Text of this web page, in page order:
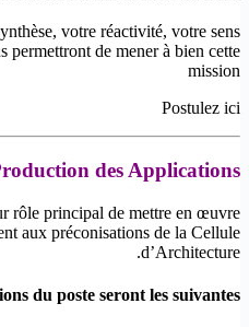
votre réactivité, votre sens
permettront de mener à bien cette
mission
Postulez ici
des Applications
rôle principal de mettre en œuvre
aux préconisations de la Cellule
d’Architecture.
du poste seront les suivantes: